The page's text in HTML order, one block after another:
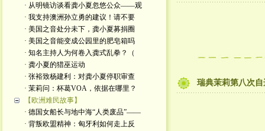
· 从明镜访谈看龚小夏忽悠公众——观
· 我支持澳洲孙立勇的建议！请不要
· 美国之音处分未下，龚小夏募捐圈
· 美国之音能变成公园里的肥皂箱吗
· 知名主持人为何卷入龚式乱拳？（
· 龚小夏的猎巫运动
· 张裕致杨建利：对龚小夏停职审查
· 茉莉问：杯葛VOA，依据在哪里？
【欧洲难民故事】
· 德国女船长与地中海“人类废品”——
· 背叛欧盟精神：匈牙利如何走上反
瑞典茉莉第八次